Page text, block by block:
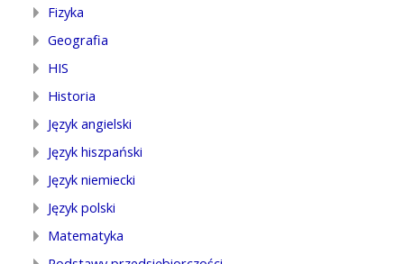
Fizyka
Geografia
HIS
Historia
Język angielski
Język hiszpański
Język niemiecki
Język polski
Matematyka